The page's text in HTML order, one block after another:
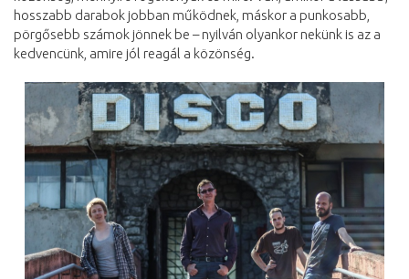
hosszabb darabok jobban működnek, máskor a punkosabb,
pörgősebb számok jönnek be – nyilván olyankor nekünk is az a
kedvencünk, amire jól reagál a közönség.